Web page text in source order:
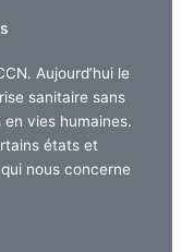
Aujourd’hui le
sanitaire sans
vies humaines.
états et
nous concerne